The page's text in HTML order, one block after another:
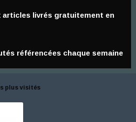
articles livrés gratuitement en
référencées chaque semaine
plus visités